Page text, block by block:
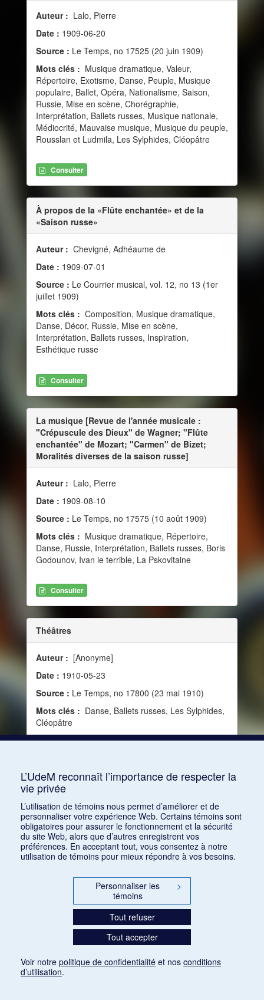
Auteur : Lalo, Pierre
Date : 1909-06-20
Source : Le Temps, no 17525 (20 juin 1909)
Mots clés : Musique dramatique, Valeur,
Répertoire, Exotisme, Danse, Peuple, Musique
populaire, Ballet, Opéra, Nationalisme, Saison,
Russie, Mise en scène, Chorégraphie,
Interprétation, Ballets russes, Musique nationale,
Médiocrité, Mauvaise musique, Musique du peuple,
Rousslan et Ludmila, Les Sylphides, Cléopâtre
Consulter
À propos de la «Flûte enchantée» et de la
«Saison russe»
Auteur : Chevigné, Adhéaume de
Date : 1909-07-01
Source : Le Courrier musical, vol. 12, no 13 (1er
juillet 1909)
Mots clés : Composition, Musique dramatique,
Danse, Décor, Russie, Mise en scène,
Interprétation, Ballets russes, Inspiration,
Esthétique russe
Consulter
La musique [Revue de l'année musicale :
"Crépuscule des Dieux" de Wagner; "Flûte
enchantée" de Mozart; "Carmen" de Bizet;
Moralités diverses de la saison russe]
Auteur : Lalo, Pierre
Date : 1909-08-10
Source : Le Temps, no 17575 (10 août 1909)
Mots clés : Musique dramatique, Répertoire,
Danse, Russie, Interprétation, Ballets russes, Boris
Godounov, Ivan le terrible, La Pskovitaine
Consulter
Théâtres
Auteur : [Anonyme]
Date : 1910-05-23
Source : Le Temps, no 17800 (23 mai 1910)
Mots clés : Danse, Ballets russes, Les Sylphides,
Cléopâtre
1 2 3 4 5 … 15
L’UdeM reconnaît l’importance de respecter la
vie privée
L’utilisation de témoins nous permet d’améliorer et de
personnaliser votre expérience Web. Certains témoins sont
obligatoires pour assurer le fonctionnement et la sécurité
du site Web, alors que d’autres enregistrent vos
préférences. En acceptant tout, vous consentez à notre
utilisation de témoins pour mieux répondre à vos besoins.
Personnaliser les
témoins
>
Tout refuser
Tout accepter
Voir notre politique de confidentialité et nos conditions
d’utilisation.